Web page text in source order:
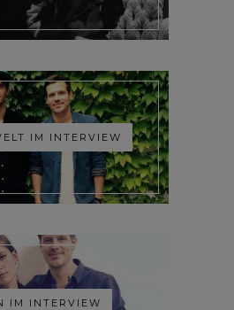
IM INTERVIEW
IM INTERVIEW